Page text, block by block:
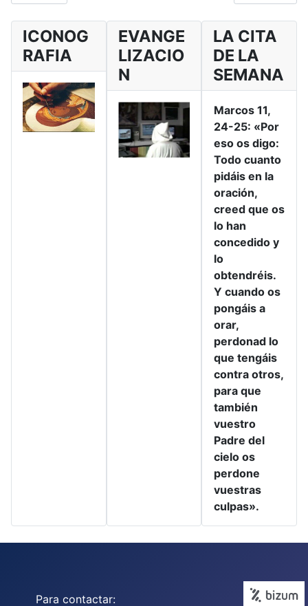
ICONOG
RAFIA
EVANGE
LIZACIO
N
LA CITA
DE LA
SEMANA
Marcos 11,
24-25: «Por
eso os digo:
Todo cuanto
pidáis en la
oración,
creed que os
lo han
concedido y
lo
obtendréis.
Y cuando os
pongáis a
orar,
perdonad lo
que tengáis
contra otros,
para que
también
vuestro
Padre del
cielo os
perdone
vuestras
culpas».
Para contactar: